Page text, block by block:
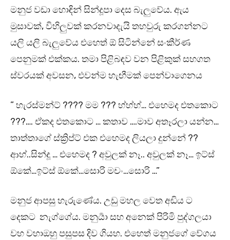
මනුජ වඩා හොඳින් සින්දූපා දෙස බැලුවේය. ඇය
මුසාවක්, විහිලුවක් කරනවාදැයි තහවුරු කරගන්නට
යලි යලි බැලුවේය එහෙත් ඕ සිටින්නේ සංකීර්ණ
පෙනුමක් එක්කය. තමා පිළිබඳව වන පිළිකුක් සහගත
ස්වරයක් අවසන, එවන්ම හැඟීමක් පෙන්වාගෙනය
” හැරස්මන්ට් ???? මම ??? හ්හ්හ්… එහෙමද එතකොට
???…. ඒකද එතකොට … කතාව ….මාව අතෑරලා යන්න…
තාත්තාගේ ස්ක්‍රිප්ට් එක එහෙමද ලියලා දුන්නේ ??
ආහ්..සින්දූ … එහෙමද ? අවුලක් නෑ.. අවුලක් නෑ… ඉට්ස්
ඕකේ…ඉට්ස් ඕකේ…සොරි මචං…සොරි …”
මනුජ ආපසු හැරුණේය. උඩු මහල වෙත අඩිය ට
දෙකට නැග්ගේය. මනුර්‍යා සහ අනෙක් පිරිමි පුද්ගලයා
වහ වහාඔහු පසුපස දිව ගියහ. එහෙත් මනුජගේ වේගය